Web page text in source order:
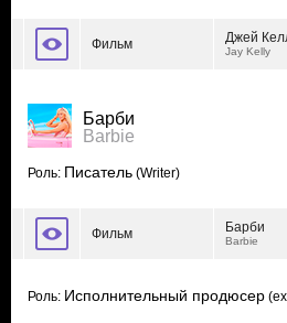
Фильм Джей
Jay Kelly
Барби
Barbie
Роль: Писатель (Writer)
Фильм Барби
Barbie
Роль: Исполнительный продюсер